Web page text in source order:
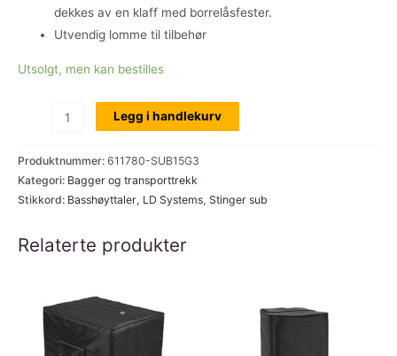
dekkes av en klaff med borrelåsfester.
Utvendig lomme til tilbehør
Utsolgt, men kan bestilles
Transport-
til
LD
Systems
Sub
antall
Legg i handlekurv
Produktnummer: 611780-SUB15G3
Kategori: Bagger og transporttrekk
Stikkord: Basshøyttaler, LD Systems, Stinger sub
Relaterte produkter